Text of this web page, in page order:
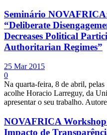
Seminário
“Deliberate
Decreases Political
Authoritarian Regimes”
25 Mar 2015
0
Na quarta-feira, 8 de abril,
acolhe Horacio Larreguy, da
apresentar o seu trabalho.
NOVAFRICA Workshop
Impacto de